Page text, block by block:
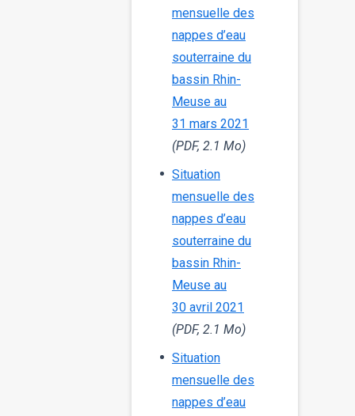
mensuelle des
nappes d’eau
souterraine du
bassin Rhin-
Meuse au
31 mars 2021
(PDF, 2.1 Mo)
Situation
mensuelle des
nappes d’eau
souterraine du
bassin Rhin-
Meuse au
30 avril 2021
(PDF, 2.1 Mo)
Situation
mensuelle des
nappes d’eau